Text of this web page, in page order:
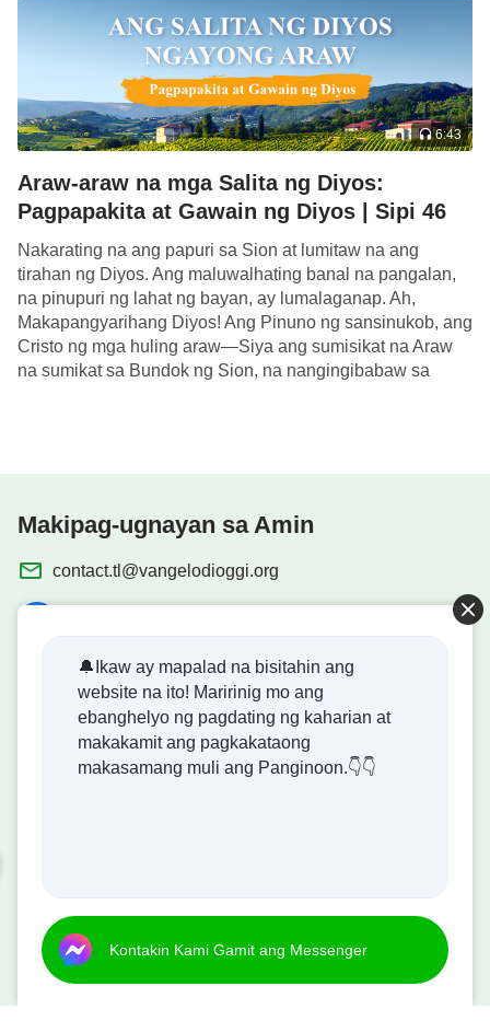
6:43
Araw-araw na mga Salita ng Diyos:
Pagpapakita at Gawain ng Diyos | Sipi 46
Nakarating na ang papuri sa Sion at lumitaw na ang
tirahan ng Diyos. Ang maluwalhating banal na pangalan,
na pinupuri ng lahat ng bayan, ay lumalaganap. Ah,
Makapangyarihang Diyos! Ang Pinuno ng sansinukob, ang
Cristo ng mga huling araw—Siya ang sumisikat na Araw
na sumikat sa Bundok ng Sion, na nangingibabaw sa
Makipag-ugnayan sa Amin
contact.tl@vangelodioggi.org
Biblia na Madaling Basahin
Kontakin Kami Gamit ang Messenger
🔔Ikaw ay mapalad na bisitahin ang
website na ito! Maririnig mo ang
ebanghelyo ng pagdating ng kaharian at
makakamit ang pagkakataong
makasamang muli ang Panginoon.👇👇
Kontakin Kami Gamit ang Messenger